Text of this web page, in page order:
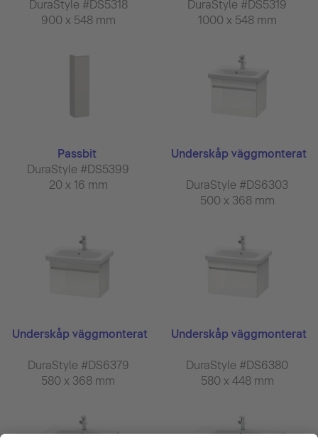
DuraStyle #DS5318
900 x 548 mm
DuraStyle #DS5319
1000 x 548 mm
Passbit
DuraStyle #DS5399
20 x 16 mm
Underskåp väggmonterat
DuraStyle #DS6303
500 x 368 mm
Underskåp väggmonterat
DuraStyle #DS6379
580 x 368 mm
Underskåp väggmonterat
DuraStyle #DS6380
580 x 448 mm